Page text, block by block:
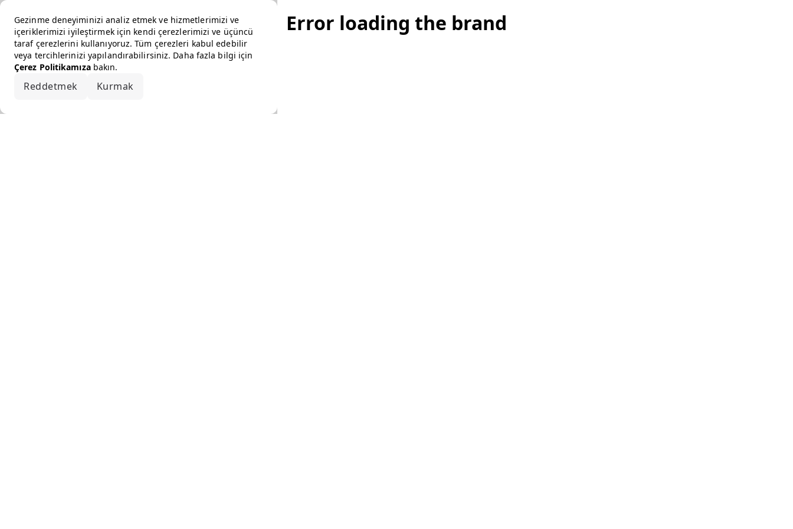
Gezinme deneyiminizi analiz etmek ve hizmetlerimizi ve
içeriklerimizi iyileştirmek için kendi çerezlerimizi ve üçüncü
taraf çerezlerini kullanıyoruz. Tüm çerezleri kabul edebilir
veya tercihlerinizi yapılandırabilirsiniz. Daha fazla bilgi için
Çerez Politikamızabakın.
Reddetmek Kurmak
Error loading the brand